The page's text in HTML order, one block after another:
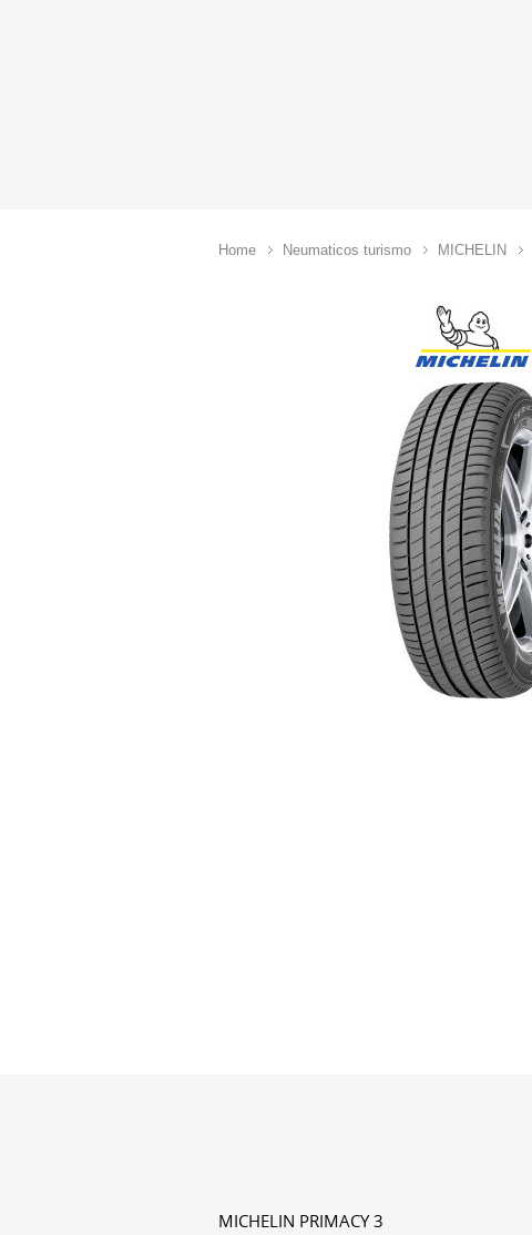
Home Neumaticos turismo MICHELIN
MICHELIN PRIMACY 3